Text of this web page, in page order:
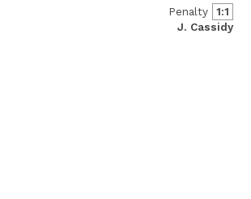
Penalty
1:1
J. Cassidy